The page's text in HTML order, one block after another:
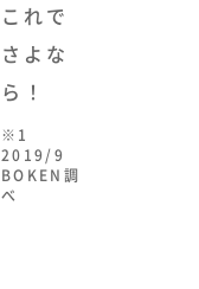
これで
さよな
ら！
※1
2019/9
BOKEN調
べ